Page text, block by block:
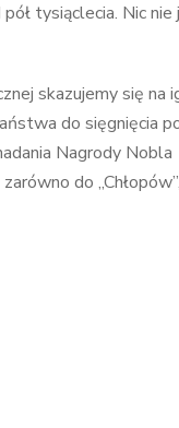
tysiąclecia. Nic
skazujemy się na
do sięgnięcia
Nagrody Nobla
do